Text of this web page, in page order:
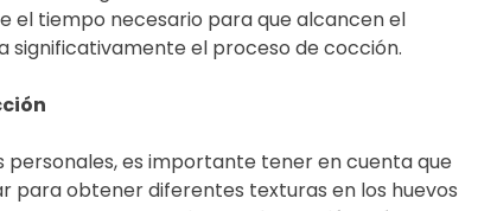
el tiempo necesario para que alcancen el
significativamente el proceso de cocción.
es importante tener en cuenta que
para obtener diferentes texturas en los huevos